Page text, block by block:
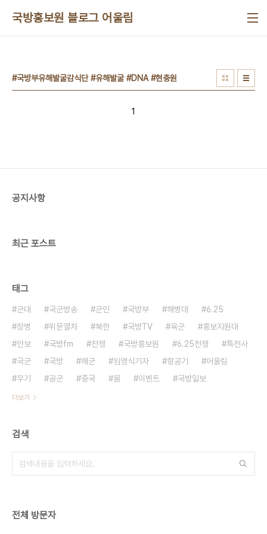
국방홍보원 블로그 어울림
#국방부유해발굴감식단 #유해발굴 #DNA #현충원
1
공지사항
최근 포스트
태그
군대 국군방송 군인 국방부 해병대
6.25
장병
위문열차 북한 국방TV 육군
홍보지원대
안보
국방fm 전쟁 국방홍보원 6.25전쟁
특전사
국군
국방 해군 임영식기자 항공기
어울림
무기
공군 중국 붐 이벤트 국방일보
더보기
검색
전체 방문자